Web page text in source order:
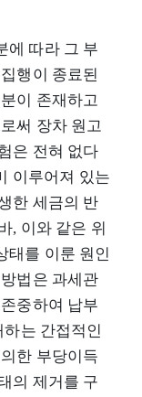
에 따라 그 부
행이 종료된
이 존재하고
써 장차 원고
은 전혀 없다
이루어져 있는
한 세금의 반
, 이와 같은 위
태를 이룬 원인
법은 과세관
중하여 납부
는 간접적인
한 부당이득
의 제거를 구